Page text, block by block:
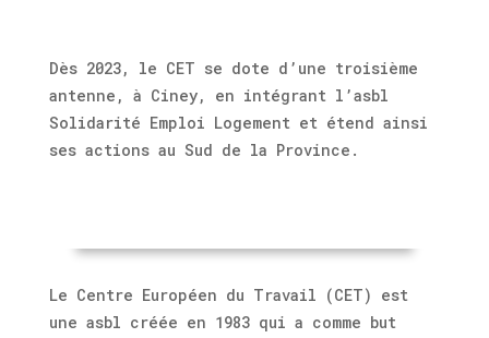
Dès 2023, le CET se dote d’une troisième
antenne, à Ciney, en intégrant l’asbl
Solidarité Emploi Logement et étend ainsi
ses actions au Sud de la Province.
Le Centre Européen du Travail (CET) est
une asbl créée en 1983 qui a comme but